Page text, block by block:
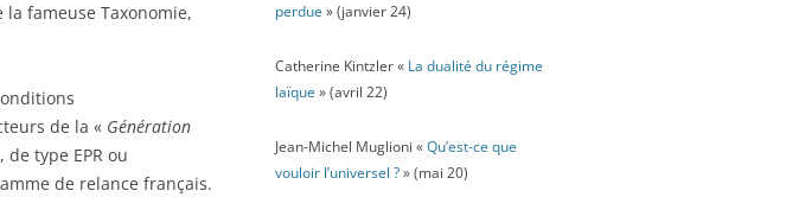
fameuse Taxonomie,
de la « Génération
type EPR ou
de relance français.
perdue » (janvier 24)
Catherine Kintzler « La dualité du régime
laïque » (avril 22)
Jean-Michel Muglioni «Qu’est-ce que
vouloir l’universel ?» (mai 20)